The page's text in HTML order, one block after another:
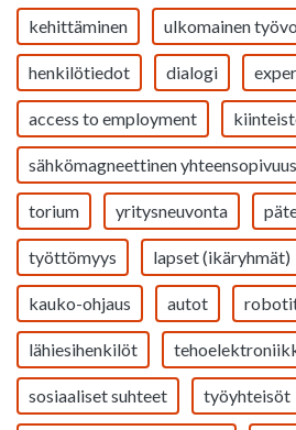
kehittäminen ulkomainen
henkilötiedot dialogi
access to employment
sähkömagneettinen yhteensopivuus
torium yritysneuvonta
työttömyys lapset (ikäryhmät)
kauko-ohjaus autot
lähiesihenkilöt
sosiaaliset suhteet työyhteisöt